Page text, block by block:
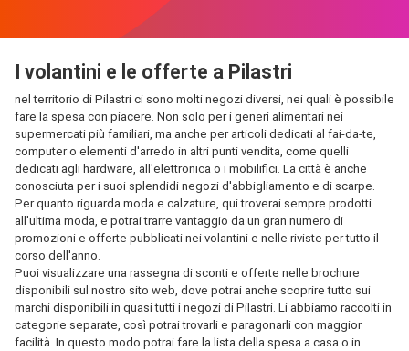
I volantini e le offerte a Pilastri
nel territorio di Pilastri ci sono molti negozi diversi, nei quali è possibile
fare la spesa con piacere. Non solo per i generi alimentari nei
supermercati più familiari, ma anche per articoli dedicati al fai-da-te,
computer o elementi d'arredo in altri punti vendita, come quelli
dedicati agli hardware, all'elettronica o i mobilifici. La città è anche
conosciuta per i suoi splendidi negozi d'abbigliamento e di scarpe.
Per quanto riguarda moda e calzature, qui troverai sempre prodotti
all'ultima moda, e potrai trarre vantaggio da un gran numero di
promozioni e offerte pubblicati nei volantini e nelle riviste per tutto il
corso dell'anno.
Puoi visualizzare una rassegna di sconti e offerte nelle brochure
disponibili sul nostro sito web, dove potrai anche scoprire tutto sui
marchi disponibili in quasi tutti i negozi di Pilastri. Li abbiamo raccolti in
categorie separate, così potrai trovarli e paragonarli con maggior
facilità. In questo modo potrai fare la lista della spesa a casa o in